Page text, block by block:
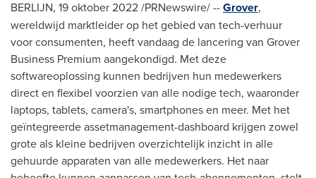
BERLIJN, 19 oktober 2022/PRNewswire/ --Grover,
wereldwijd marktleider op het gebied van tech-verhuur
voor consumenten, heeft vandaag de lancering van Grover
Business Premium aangekondigd. Met deze
softwareoplossing kunnen bedrijven hun medewerkers
direct en flexibel voorzien van alle nodige tech, waaronder
laptops, tablets, camera's, smartphones en meer. Met het
geïntegreerde assetmanagement-dashboard krijgen zowel
grote als kleine bedrijven overzichtelijk inzicht in alle
gehuurde apparaten van alle medewerkers. Het naar